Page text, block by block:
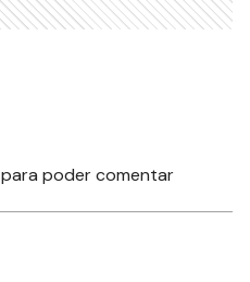
para poder comentar